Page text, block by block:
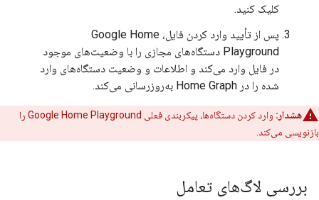
کلیک کنید.
پس از تأیید وارد کردن فایل، Google Home
Playground دستگاه‌های مجازی را با وضعیت‌های موجود
در فایل وارد می‌کند و اطلاعات و وضعیت دستگاه‌های وارد
شده را در Home Graph به‌روزرسانی می‌کند.
هشدار: وارد کردن دستگاه‌ها، پیکربندی فعلی Google Home Playground را
بازنویسی می‌کند.
بررسی لاگ‌های تعامل